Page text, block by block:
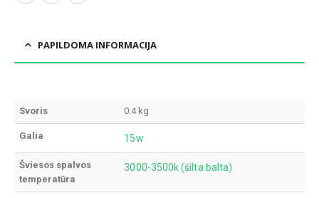
PAPILDOMA INFORMACIJA
Svoris 0.4 kg
Galia 15w
Šviesos spalvos
temperatūra
3000-3500k (šilta balta)